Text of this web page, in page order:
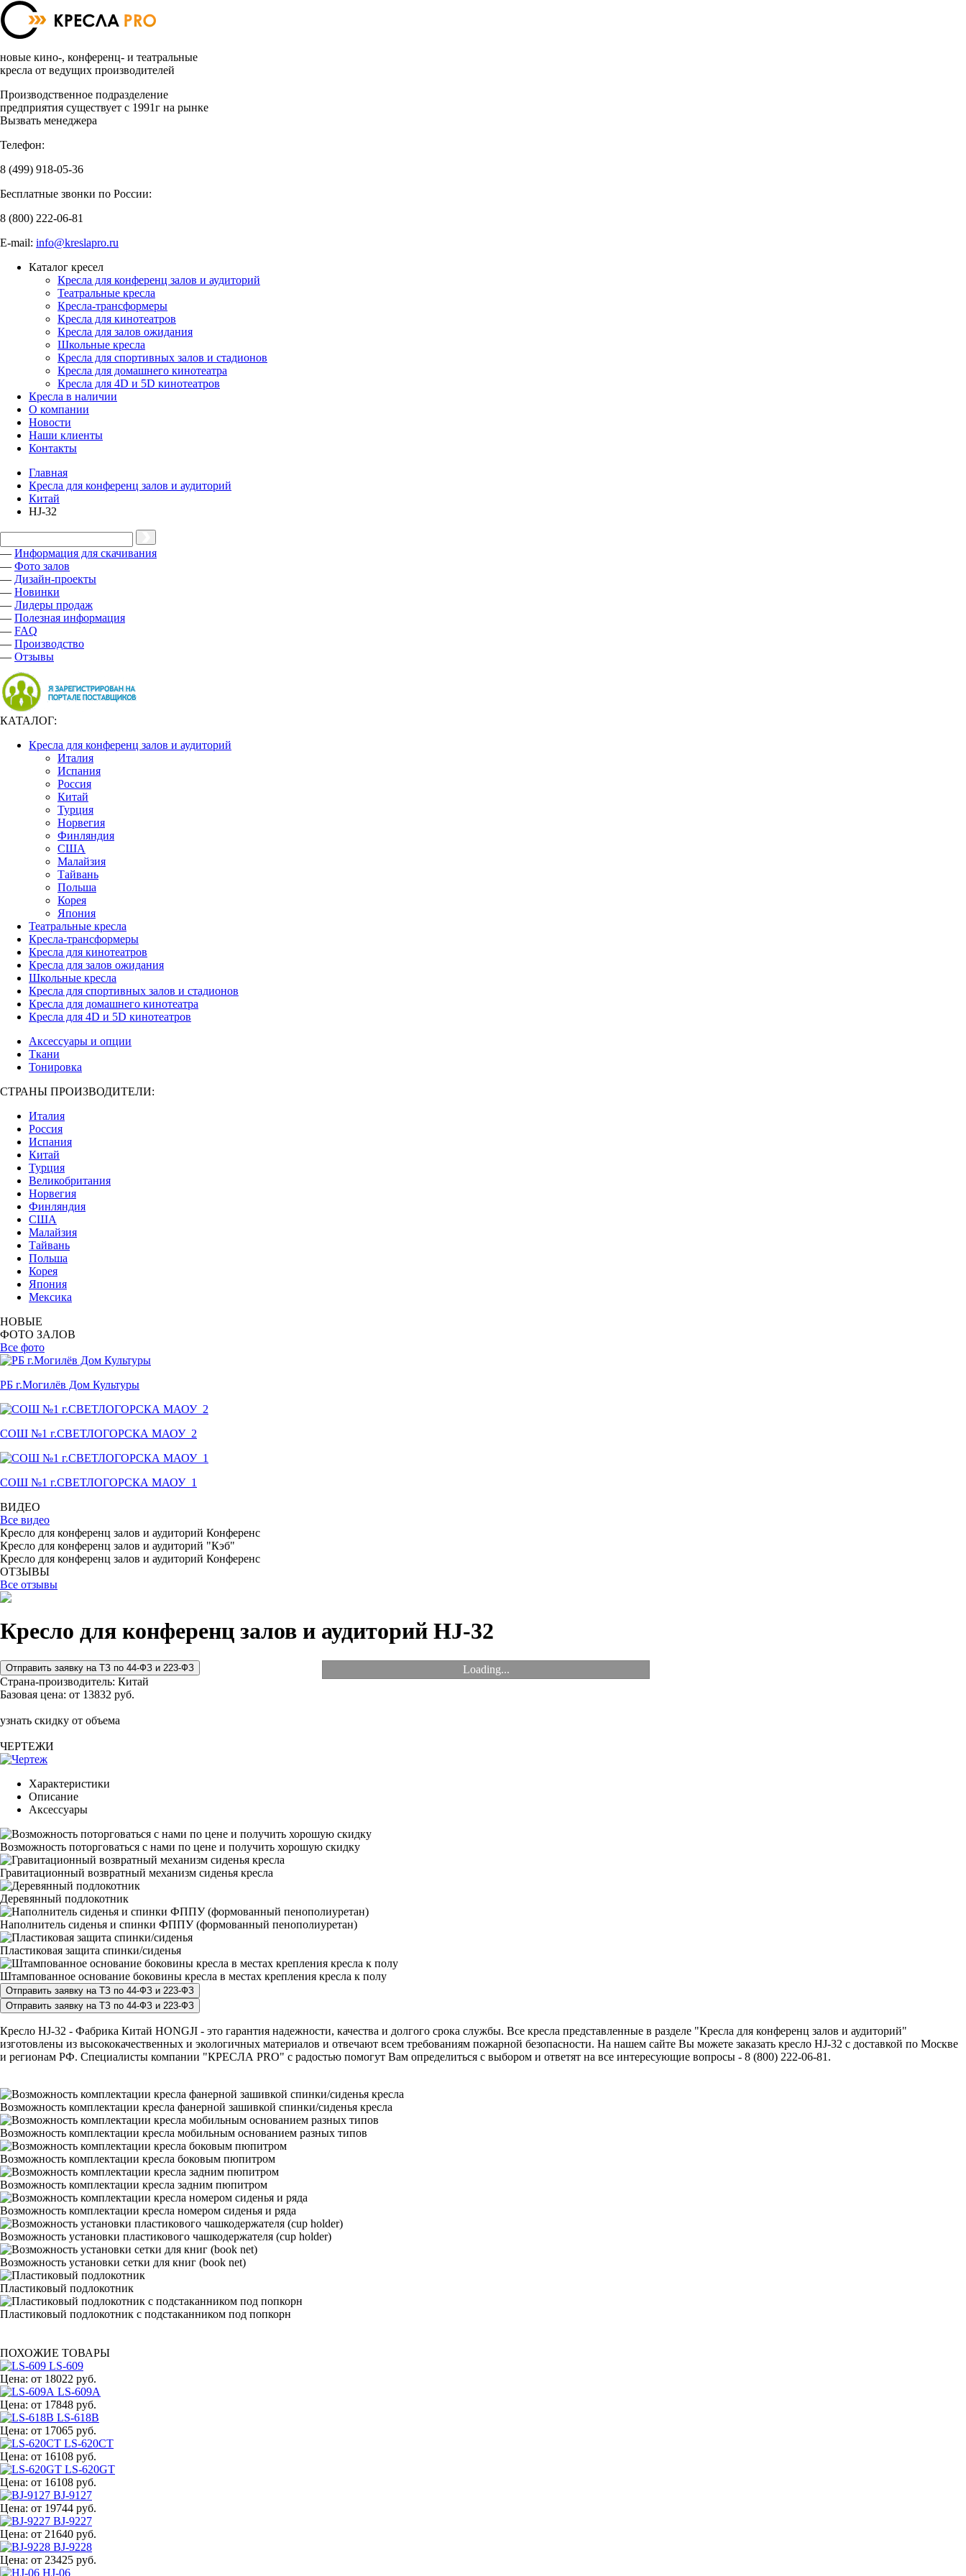
новые кино-, конференц- и театральные
кресла от ведущих производителей
Производственное подразделение
предприятия существует с 1991г на рынке
Вызвать менеджера
Телефон:
8 (499) 918-05-36
Бесплатные звонки по России:
8 (800) 222-06-81
E-mail: info@kreslapro.ru
Каталог кресел
Кресла для конференц залов и аудиторий
Театральные кресла
Кресла-трансформеры
Кресла для кинотеатров
Кресла для залов ожидания
Школьные кресла
Кресла для спортивных залов и стадионов
Кресла для домашнего кинотеатра
Кресла для 4D и 5D кинотеатров
Кресла в наличии
О компании
Новости
Наши клиенты
Контакты
Главная
Кресла для конференц залов и аудиторий
Китай
HJ-32
— Информация для скачивания
— Фото залов
— Дизайн-проекты
— Новинки
— Лидеры продаж
— Полезная информация
— FAQ
— Производство
— Отзывы
КАТАЛОГ:
Кресла для конференц залов и аудиторий
Италия
Испания
Россия
Китай
Турция
Норвегия
Финляндия
США
Малайзия
Тайвань
Польша
Корея
Япония
Театральные кресла
Кресла-трансформеры
Кресла для кинотеатров
Кресла для залов ожидания
Школьные кресла
Кресла для спортивных залов и стадионов
Кресла для домашнего кинотеатра
Кресла для 4D и 5D кинотеатров
Аксессуары и опции
Ткани
Тонировка
СТРАНЫ ПРОИЗВОДИТЕЛИ:
Италия
Россия
Испания
Китай
Турция
Великобритания
Норвегия
Финляндия
США
Малайзия
Тайвань
Польша
Корея
Япония
Мексика
НОВЫЕ
ФОТО ЗАЛОВ
Все фото
РБ г.Могилёв Дом Культуры
СОШ №1 г.СВЕТЛОГОРСКА МАОУ_2
СОШ №1 г.СВЕТЛОГОРСКА МАОУ_1
ВИДЕО
Все видео
Кресло для конференц залов и аудиторий Конференс
Кресло для конференц залов и аудиторий "Кэб"
Кресло для конференц залов и аудиторий Конференс
ОТЗЫВЫ
Все отзывы
Кресло для конференц залов и аудиторий HJ-32
Loading...
Страна-производитель: Китай
Базовая цена: от 13832 руб.
узнать скидку от объема
ЧЕРТЕЖИ
Характеристики
Описание
Аксессуары
Возможность поторговаться с нами по цене и получить хорошую скидку
Гравитационный возвратный механизм сиденья кресла
Деревянный подлокотник
Наполнитель сиденья и спинки ФППУ (формованный пенополиуретан)
Пластиковая защита спинки/сиденья
Штампованное основание боковины кресла в местах крепления кресла к полу
Кресло HJ-32 - Фабрика Китай HONGJI - это гарантия надежности, качества и долгого срока службы. Все кресла представленные в разделе "Кресла для конференц залов и аудиторий"
изготовлены из высококачественных и экологичных материалов и отвечают всем требованиям пожарной безопасности. На нашем сайте Вы можете заказать кресло HJ-32 с доставкой по Москве
и регионам РФ. Специалисты компании "КРЕСЛА PRO" с радостью помогут Вам определиться с выбором и ответят на все интересующие вопросы - 8 (800) 222-06-81.
Возможность комплектации кресла фанерной зашивкой спинки/сиденья кресла
Возможность комплектации кресла мобильным основанием разных типов
Возможность комплектации кресла боковым пюпитром
Возможность комплектации кресла задним пюпитром
Возможность комплектации кресла номером сиденья и ряда
Возможность установки пластикового чашкодержателя (cup holder)
Возможность установки сетки для книг (book net)
Пластиковый подлокотник
Пластиковый подлокотник с подстаканником под попкорн
ПОХОЖИЕ ТОВАРЫ
LS-609
Цена: от 18022 руб.
LS-609A
Цена: от 17848 руб.
LS-618B
Цена: от 17065 руб.
LS-620CT
Цена: от 16108 руб.
LS-620GT
Цена: от 16108 руб.
BJ-9127
Цена: от 19744 руб.
BJ-9227
Цена: от 21640 руб.
BJ-9228
Цена: от 23425 руб.
HJ-06